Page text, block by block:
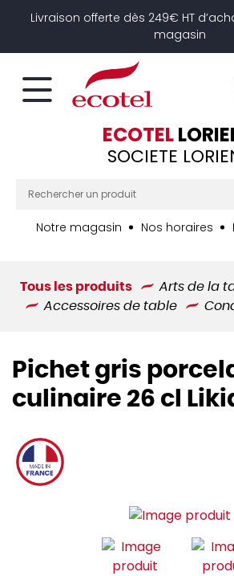
Livraison offerte dès 249€ HT
magasin
ECOTEL
SOCIETE
Notre magasin Nos horaires
Tous les produits
Arts de la
Accessoires de table
Pichet gris
culinaire 26 cl
Panneau de gestion des cookies